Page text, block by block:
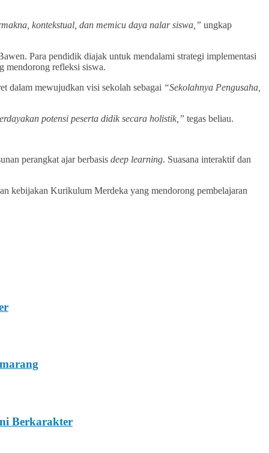
kontekstual, dan memicu daya nalar siswa,” ungkap
Para pendidik diajak untuk mendalami strategi implementasi
mendorong refleksi siswa.
dalam mewujudkan visi sekolah sebagai “Sekolahnya Pengusaha,
potensi peserta didik secara holistik,” tegas beliau.
perangkat ajar berbasis deep learning. Suasana interaktif dan
kebijakan Kurikulum Merdeka yang mendorong pembelajaran
Berkarakter